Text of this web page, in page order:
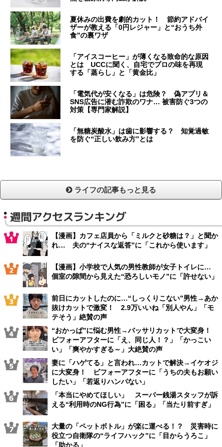
夏休みの出費を劇的カット！ 節約アドバイ
ザーが教える「0円レジャー」と“おうち外
食”の裏ワザ
「アイスコーヒー」が薄くなる致命的な原因
とは UCCに聞く、自宅でプロの味を再現
する「蒸らし」と「黄金比」
「電気代が安くなる」は危険？ 偽アプリ＆
SNS広告に潜む詐欺のワナ… 被害防ぐ3つの
対策【専門家解説】
「無糖炭酸水」は歯に影響する？ 知覚過敏
を防ぐ“正しい飲み方”とは
ライフの記事もっと見る
週間アクセスランキング
【漫画】カフェ店員から「ミルクと砂糖は？」と聞か
れ… 夫の“ナイスな返答”に「これから使います」
【漫画】小学校で人気の男性教師が女子トイレに…
個室の隙間から見えた“恐ろしいモノ”に「許せない」
前日にカットしたのに…“しっくりこない”男性→あか
抜けカットで激変！ 2.9万いいね「別人やん」「モ
テそう」絶賛の声
“おかっぱ”に悩む男性→バッサリカットで大変身！
ビフォーアフターに「え、同じ人！？」「かっこい
い」「爽やかすぎる～」大絶賛の声
妻に「ハゲてる」と言われ…カットで解決→イケオジ
に大変身！ ビフォーアフターに「うちの夫もお願い
したい」「若返りハンパない」
「本当にやめてほしい」 スーパー銭湯スタッフが訴
える“利用時のNG行為”に「困る」「当たり前すぎ」
大量の「ペットボトル」が楽に運べる！？ 災害時に
役立つ自衛隊の“ライフハック”に「目からうろこ」
「助かる」